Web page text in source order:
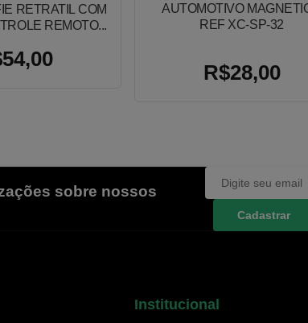
RETRATIL COM
REMOTO...
AUTOMOTIVO
REF XC-SP-32
R$28,00
sobre nossos
Cadastrar
Institucional